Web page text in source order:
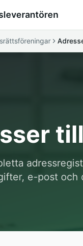
e-post och